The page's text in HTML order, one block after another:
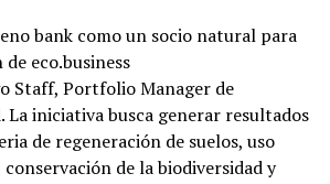
bank como un socio natural para
eco.business
Staff, Portfolio Manager de
La iniciativa busca generar resultados
de regeneración de suelos, uso
de la biodiversidad y